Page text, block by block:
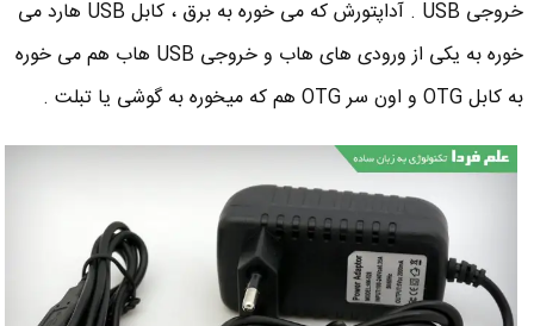
خروجی USB . آداپتورش که می خوره به برق ، کابل USB هارد می
خوره به یکی از ورودی های هاب و خروجی USB هاب هم می خوره
به کابل OTG و اون سر OTG هم که میخوره به گوشی یا تبلت .